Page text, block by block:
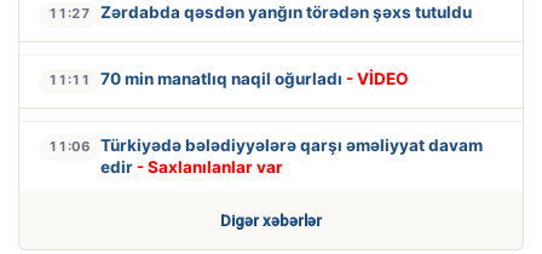
11:27 Zərdabda qəsdən yanğın törədən şəxs tutuldu
11:11 70 min manatlıq naqil oğurladı - VİDEO
11:06
Türkiyədə bələdiyyələrə qarşı əməliyyat davam
edir - Saxlanılanlar var
Digər xəbərlər